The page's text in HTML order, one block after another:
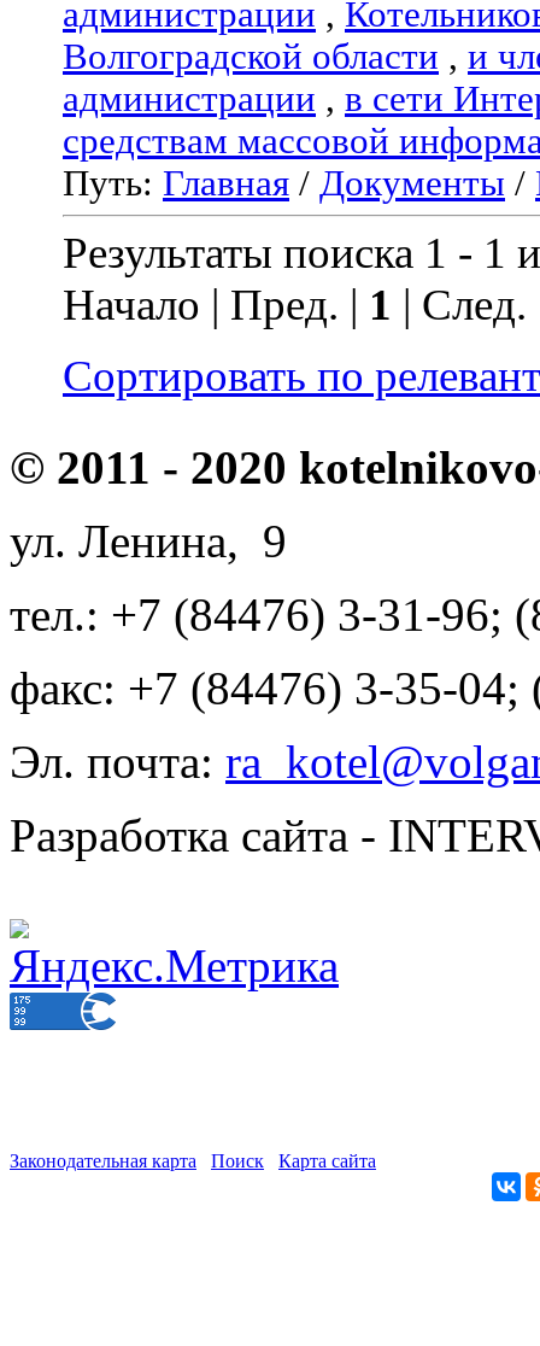
администрации ,
Волгоградской области , и
администрации , в сети
средствам массовой
Путь: Главная / Документы /
Результаты поиска 1 - 1
Начало | Пред. | 1 |
Сортировать по
© 2011 - 2020
ул. Ленина, 9
тел.: +7 (84476) 3-31-96;
факс: +7 (84476) 3-35-04;
Эл. почта:
Разработка сайта -
Законодательная карта Поиск Карта сайта